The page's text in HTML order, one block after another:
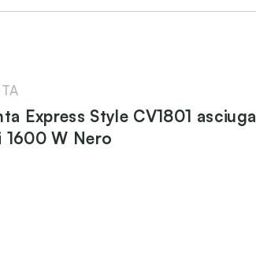
Express Style CV1801 asciuga
1600 W Nero